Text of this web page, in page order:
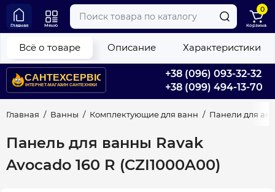
+38 (096) 093-32-32
+38 (099) 494-13-70
Главная Меню
0
Корзина
Главная Ванны Комплектующие для ванн Панели для
Панель для ванны Ravak
Avocado 160 R (CZI1000A00)
Всё о товаре Описание Характеристики